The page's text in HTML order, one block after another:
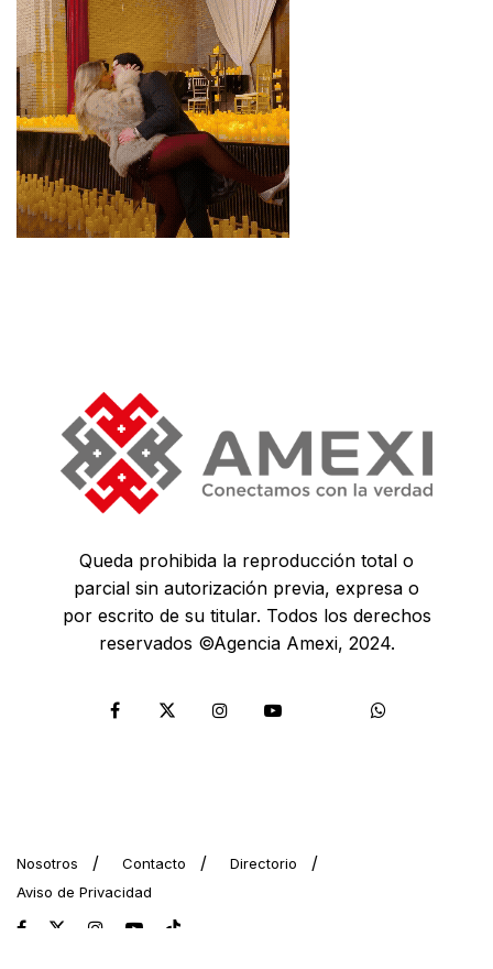
Queda prohibida la reproducción total o
parcial sin autorización previa, expresa o
por escrito de su titular. Todos los derechos
reservados ©Agencia Amexi, 2024.
Nosotros Contacto
Directorio
Aviso de Privacidad